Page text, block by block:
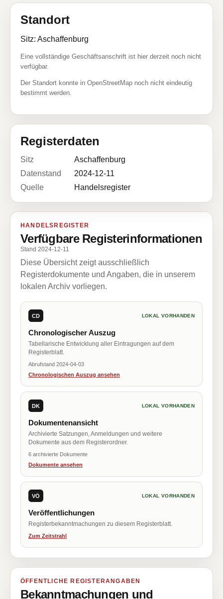
Standort
Sitz: Aschaffenburg
Eine vollständige Geschäftsanschrift ist hier derzeit noch nicht
verfügbar.
Der Standort konnte in OpenStreetMap noch nicht eindeutig
bestimmt werden.
Registerdaten
Sitz
Aschaffenburg
Datenstand
2024-12-11
Quelle
Handelsregister
HANDELSREGISTER
Verfügbare Registerinformationen
Stand 2024-12-11
Diese Übersicht zeigt ausschließlich
Registerdokumente und Angaben, die in unserem
lokalen Archiv vorliegen.
CD LOKAL VORHANDEN
Chronologischer Auszug
Tabellarische Entwicklung aller Eintragungen auf dem
Registerblatt.
Abrufstand 2024-04-03
Chronologischen Auszug ansehen
DK LOKAL VORHANDEN
Dokumentenansicht
Archivierte Satzungen, Anmeldungen und weitere
Dokumente aus dem Registerordner.
6 archivierte Dokumente
Dokumente ansehen
VÖ LOKAL VORHANDEN
Veröffentlichungen
Registerbekanntmachungen zu diesem Registerblatt.
Zum Zeitstrahl
ÖFFENTLICHE REGISTERANGABEN
Bekanntmachungen und